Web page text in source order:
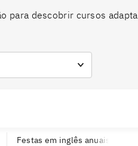
para descobrir cursos
Festas em inglês anuais para